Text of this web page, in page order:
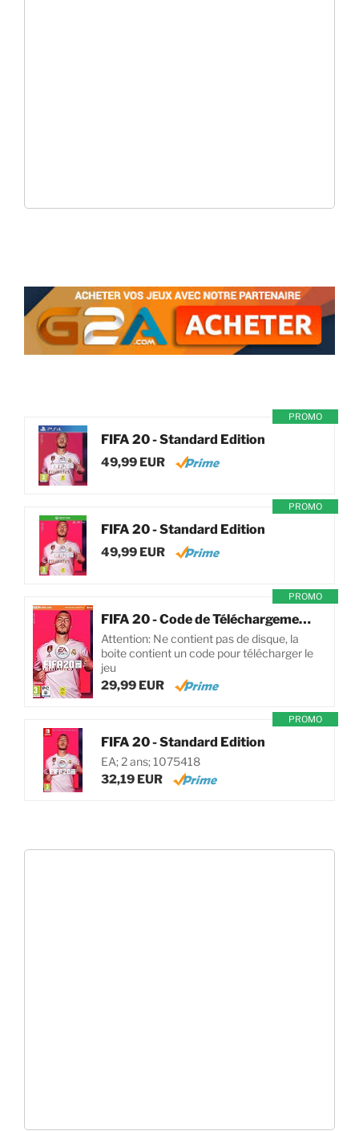
PROMO
FIFA 20 - Standard Edition
49,99 EUR
PROMO
FIFA 20 - Standard Edition
49,99 EUR
PROMO
FIFA 20 - Code de Téléchargement pour PC
Attention: Ne contient pas de disque, la
boite contient un code pour télécharger le
jeu
29,99 EUR
PROMO
FIFA 20 - Standard Edition
EA; 2 ans; 1075418
32,19 EUR